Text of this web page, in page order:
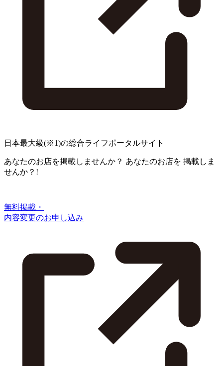
日本最大級(※1)の総合ライフポータルサイト
あなたのお店を掲載しませんか？ あなたのお店を 掲載しま
せんか？!
無料掲載・
内容変更のお申し込み